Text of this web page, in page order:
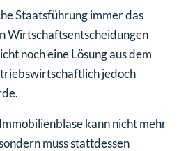
Staatsführung immer das
Wirtschaftsentscheidungen
noch eine Lösung aus dem
jedoch
kann nicht mehr
muss stattdessen